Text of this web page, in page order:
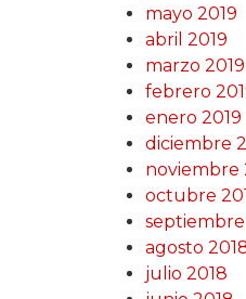
mayo 2019
abril 2019
marzo 2019
febrero
enero 2019
diciembre
noviembre
octubre
septiembre
agosto
julio 2018